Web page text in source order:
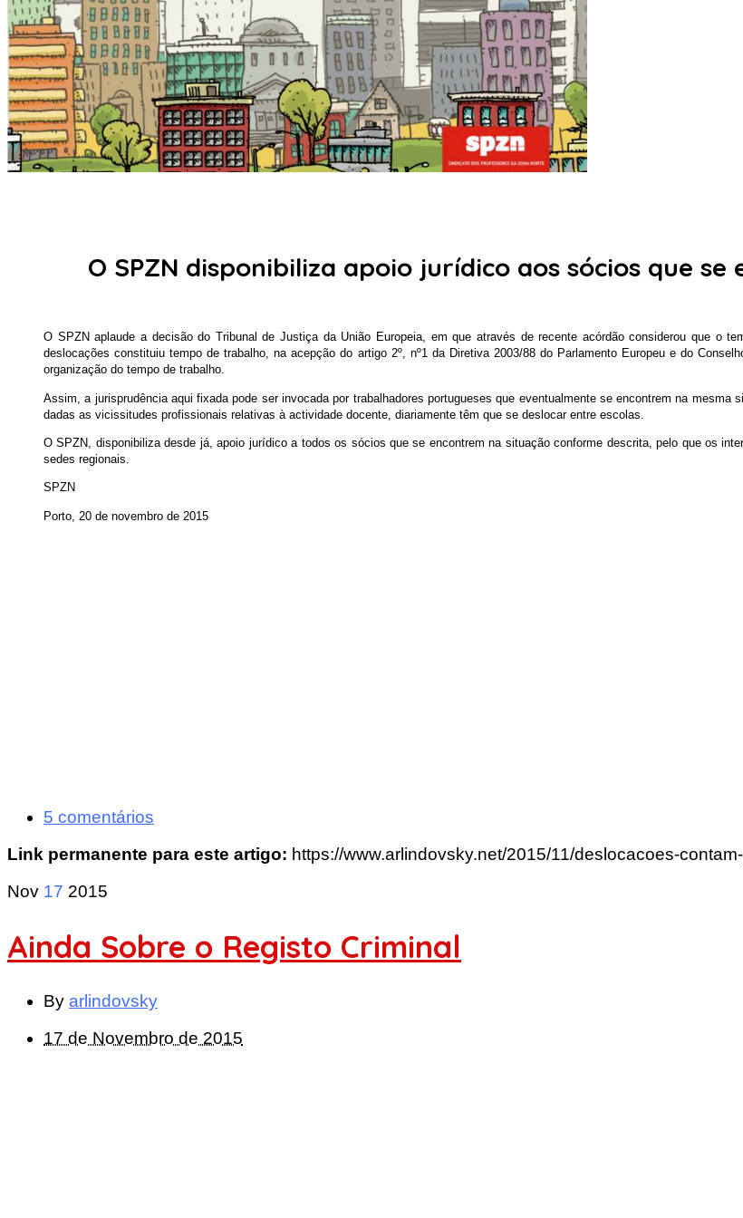
O SPZN disponibiliza apoio jurídico aos sócios que
O SPZN aplaude a decisão do Tribunal de Justiça da União Europeia, em que através de recente acórdão considerou que o
deslocações constituiu tempo de trabalho, na acepção do artigo 2º, nº1 da Diretiva 2003/88 do Parlamento Europeu e do
organização do tempo de trabalho.
Assim, a jurisprudência aqui fixada pode ser invocada por trabalhadores portugueses que eventualmente se encontrem na
dadas as vicissitudes profissionais relativas à actividade docente, diariamente têm que se deslocar entre escolas.
O SPZN, disponibiliza desde já, apoio jurídico a todos os sócios que se encontrem na situação conforme descrita, pelo que os
sedes regionais.
SPZN
Porto, 20 de novembro de 2015
5 comentários
Link permanente para este artigo: https://www.arlindovsky.net/2015/11/deslocacoes-
Nov 17 2015
Ainda Sobre o Registo Criminal
By arlindovsky
17 de Novembro de 2015